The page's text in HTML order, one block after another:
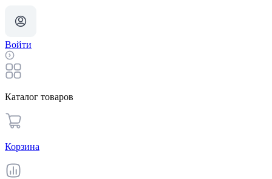
Войти
Каталог товаров
Корзина